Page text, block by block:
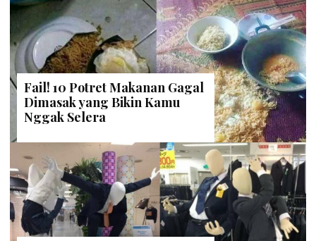
Fail! 10 Potret Makanan Gagal
Dimasak yang Bikin Kamu
Nggak Selera